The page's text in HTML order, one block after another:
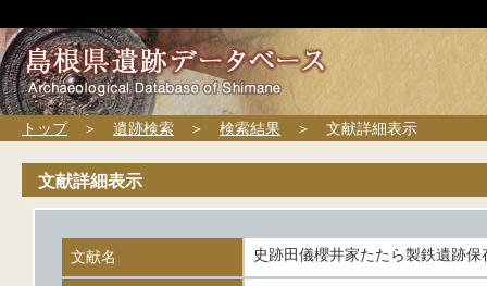
トップ＞ 遺跡検索 ＞ 検索結果 ＞ 文献詳細表示
文献詳細表示
文献名 史跡田儀櫻井家たたら製鉄遺跡保